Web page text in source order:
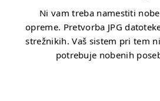
Ni vam treba namestiti
opreme. Pretvorba JPG
strežnikih. Vaš sistem pri tem
potrebuje nobenih